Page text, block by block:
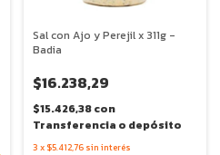
Sal con Ajo y Perejil x 311g -
Badia
$16.238,29
$15.426,38con
Transferencia o depósito
3 x $5.412,76 sin interés